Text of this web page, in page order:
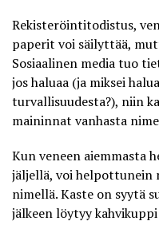
Rekisteröintitodistus,
paperit voi säilyttää,
Sosiaalinen media tuo
jos haluaa (ja miksei
turvallisuudesta?), niin
maininnat vanhasta
Kun veneen aiemmasta
jäljellä, voi helpottunein
nimellä. Kaste on syytä
jälkeen löytyy